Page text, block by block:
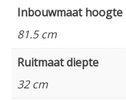
Inbouwmaat hoogte
81.5 cm
Ruitmaat diepte
32 cm